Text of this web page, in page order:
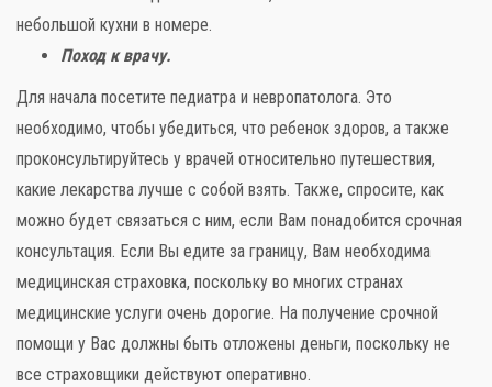
небольшой кухни в номере.
Поход к врачу.
Для начала посетите педиатра и невропатолога. Это
необходимо, чтобы убедиться, что ребенок здоров, а также
проконсультируйтесь у врачей относительно путешествия,
какие лекарства лучше с собой взять. Также, спросите, как
можно будет связаться с ним, если Вам понадобится срочная
консультация. Если Вы едите за границу, Вам необходима
медицинская страховка, поскольку во многих странах
медицинские услуги очень дорогие. На получение срочной
помощи у Вас должны быть отложены деньги, поскольку не
все страховщики действуют оперативно.